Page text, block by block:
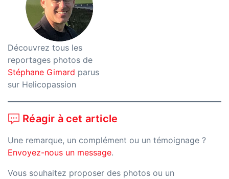
Découvrez tous les
reportages photos de
Stéphane Gimard parus
sur Helicopassion
Réagir à cet article
Une remarque, un complément ou un témoignage ?
Envoyez-nous un message.
Vous souhaitez proposer des photos ou un